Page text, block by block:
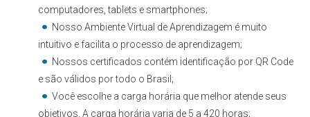
computadores, tablets e smartphones;
Nosso Ambiente Virtual de Aprendizagem é muito
intuitivo e facilita o processo de aprendizagem;
Nossos certificados contém identificação por QR Code
e são válidos por todo o Brasil;
Você escolhe a carga horária que melhor atende seus
objetivos. A carga horária varia de 5 a 420 horas;